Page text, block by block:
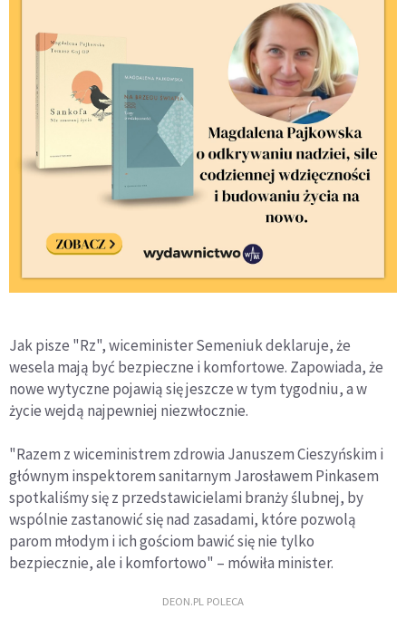
Jak pisze "Rz", wiceminister Semeniuk deklaruje, że
wesela mają być bezpieczne i komfortowe. Zapowiada, że
nowe wytyczne pojawią się jeszcze w tym tygodniu, a w
życie wejdą najpewniej niezwłocznie.
"Razem z wiceministrem zdrowia Januszem Cieszyńskim i
głównym inspektorem sanitarnym Jarosławem Pinkasem
spotkaliśmy się z przedstawicielami branży ślubnej, by
wspólnie zastanowić się nad zasadami, które pozwolą
parom młodym i ich gościom bawić się nie tylko
bezpiecznie, ale i komfortowo" – mówiła minister.
DEON.PL POLECA